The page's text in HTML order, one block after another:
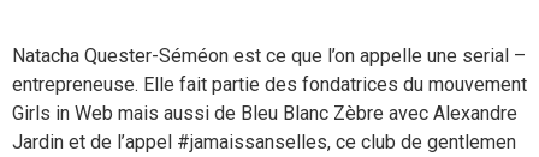
Natacha Quester-Séméon est ce que l’on appelle une serial –
entrepreneuse. Elle fait partie des fondatrices du mouvement
Girls in Web mais aussi de Bleu Blanc Zèbre avec Alexandre
Jardin et de l’appel #jamaissanselles, ce club de gentlemen